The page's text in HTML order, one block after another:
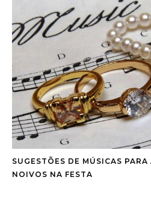
SUGESTÕES DE MÚSICAS
NOIVOS NA FESTA